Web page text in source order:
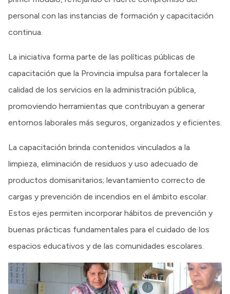
personal con las instancias de formación y capacitación
continua.
La iniciativa forma parte de las políticas públicas de
capacitación que la Provincia impulsa para fortalecer la
calidad de los servicios en la administración pública,
promoviendo herramientas que contribuyan a generar
entornos laborales más seguros, organizados y eficientes.
La capacitación brinda contenidos vinculados a la
limpieza, eliminación de residuos y uso adecuado de
productos domisanitarios; levantamiento correcto de
cargas y prevención de incendios en el ámbito escolar.
Estos ejes permiten incorporar hábitos de prevención y
buenas prácticas fundamentales para el cuidado de los
espacios educativos y de las comunidades escolares.